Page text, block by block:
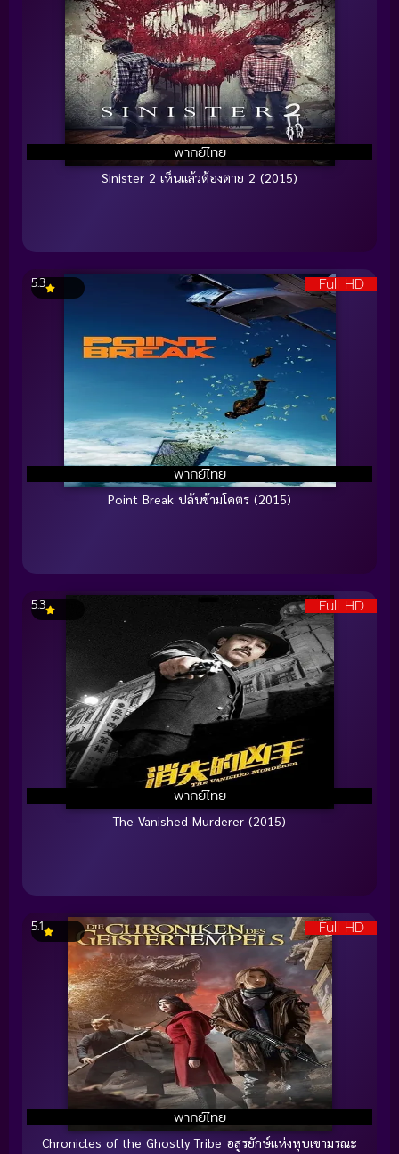
พากย์ไทย
Sinister 2 เห็นแล้วต้องตาย 2 (2015)
Full HD
พากย์ไทย
5.3
Point Break ปล้นข้ามโคตร (2015)
Full HD
พากย์ไทย
5.3
The Vanished Murderer (2015)
Full HD
พากย์ไทย
5.1
Chronicles of the Ghostly Tribe อสูรยักษ์แห่งหุบเขามรณะ